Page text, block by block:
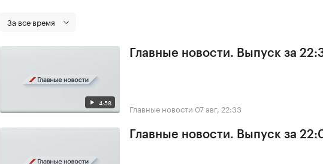
За все время
4:58
Главные новости. Выпуск за
Главные новости 07 авг, 22:33
Главные новости. Выпуск за